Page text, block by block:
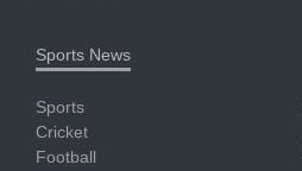
Sports News
Sports
Cricket
Football